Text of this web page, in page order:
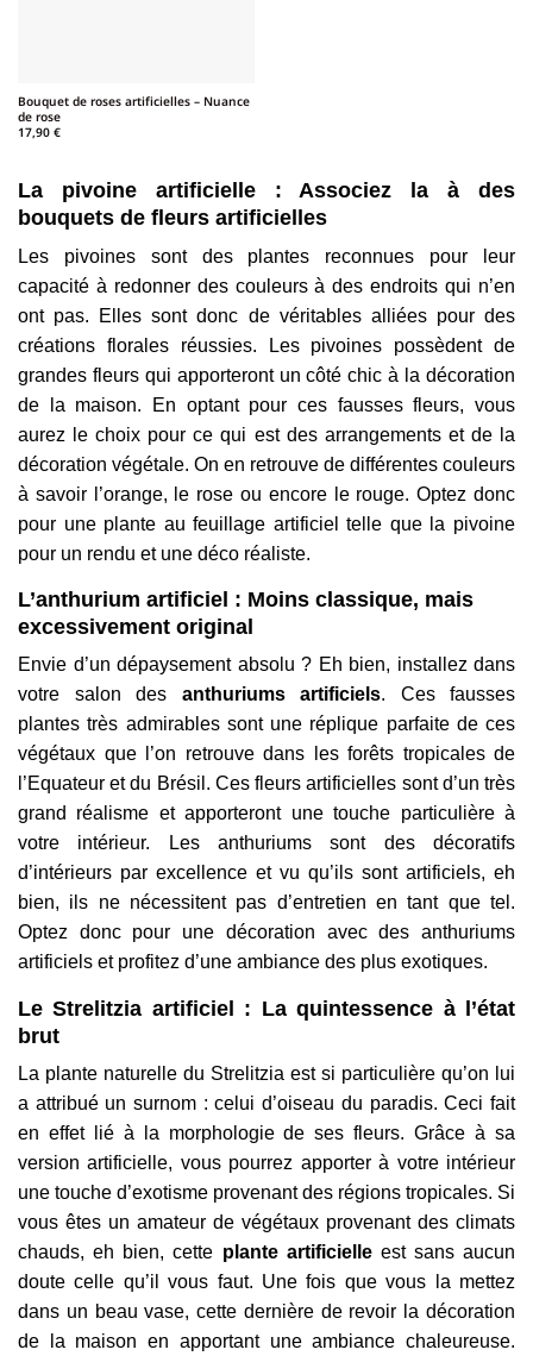
Bouquet de roses artificielles – Nuance
de rose
17,90 €
La pivoine artificielle : Associez la à des
bouquets de fleurs artificielles
Les pivoines sont des plantes reconnues pour leur
capacité à redonner des couleurs à des endroits qui n’en
ont pas. Elles sont donc de véritables alliées pour des
créations florales réussies. Les pivoines possèdent de
grandes fleurs qui apporteront un côté chic à la décoration
de la maison. En optant pour ces fausses fleurs, vous
aurez le choix pour ce qui est des arrangements et de la
décoration végétale. On en retrouve de différentes couleurs
à savoir l’orange, le rose ou encore le rouge. Optez donc
pour une plante au feuillage artificiel telle que la pivoine
pour un rendu et une déco réaliste.
L’anthurium artificiel : Moins classique, mais
excessivement original
Envie d’un dépaysement absolu ? Eh bien, installez dans
votre salon des anthuriums artificiels. Ces fausses
plantes très admirables sont une réplique parfaite de ces
végétaux que l’on retrouve dans les forêts tropicales de
l’Equateur et du Brésil. Ces fleurs artificielles sont d’un très
grand réalisme et apporteront une touche particulière à
votre intérieur. Les anthuriums sont des décoratifs
d’intérieurs par excellence et vu qu’ils sont artificiels, eh
bien, ils ne nécessitent pas d’entretien en tant que tel.
Optez donc pour une décoration avec des anthuriums
artificiels et profitez d’une ambiance des plus exotiques.
Le Strelitzia artificiel : La quintessence à l’état
brut
La plante naturelle du Strelitzia est si particulière qu’on lui
a attribué un surnom : celui d’oiseau du paradis. Ceci fait
en effet lié à la morphologie de ses fleurs. Grâce à sa
version artificielle, vous pourrez apporter à votre intérieur
une touche d’exotisme provenant des régions tropicales. Si
vous êtes un amateur de végétaux provenant des climats
chauds, eh bien, cette plante artificielleest sans aucun
doute celle qu’il vous faut. Une fois que vous la mettez
dans un beau vase, cette dernière de revoir la décoration
de la maison en apportant une ambiance chaleureuse.